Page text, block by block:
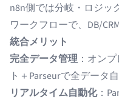
n8n側では分岐・ロジッ
ワークフローで、DB/
統合メリット
完全データ管理 ：オン
ト＋Parseurで全データ自
リアルタイム自動化：